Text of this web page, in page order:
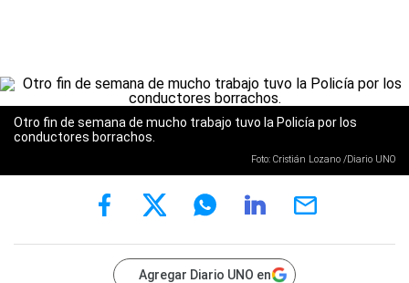
Otro fin de semana de mucho trabajo tuvo la Policía por los
conductores borrachos.
Foto: Cristián Lozano /Diario UNO
Agregar Diario UNO en